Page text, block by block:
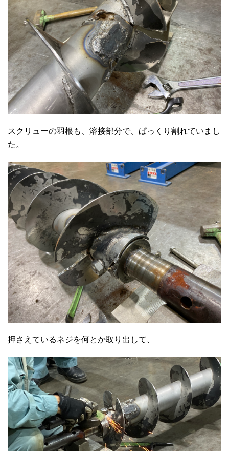
スクリューの羽根も、溶接部分で、ぱっくり割れていまし
た。
押さえているネジを何とか取り出して、